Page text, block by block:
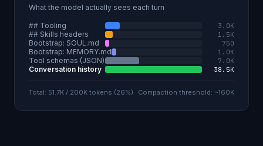
What the model actually sees each turn
## Tooling 3.0K
## Skills headers 1.5K
Bootstrap: SOUL.md 750
Bootstrap: MEMORY.md 1.0K
Tool schemas (JSON) 7.0K
Conversation history 38.5K
Total: 51.7K / 200K tokens (26%) Compaction threshold: ~160K